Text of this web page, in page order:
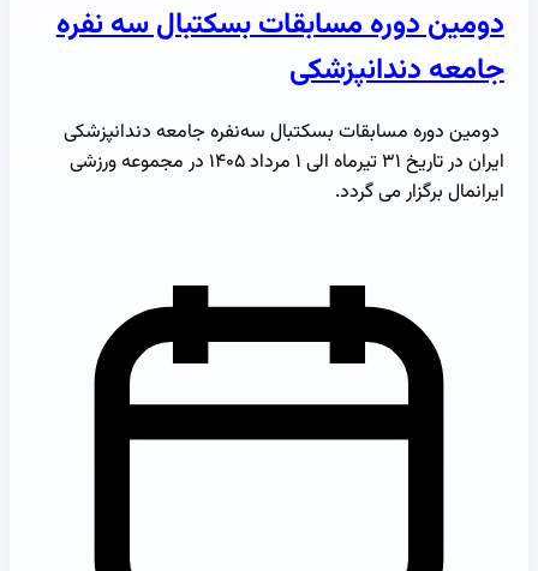
دومین دوره مسابقات بسکتبال سه نفره
جامعه دندانپزشکی
دومین دوره مسابقات بسکتبال سه‌نفره جامعه دندانپزشکی
ایران در تاریخ ۳۱ تیرماه الی ۱ مرداد ۱۴۰۵ در مجموعه ورزشی
ایرانمال برگزار می گردد.